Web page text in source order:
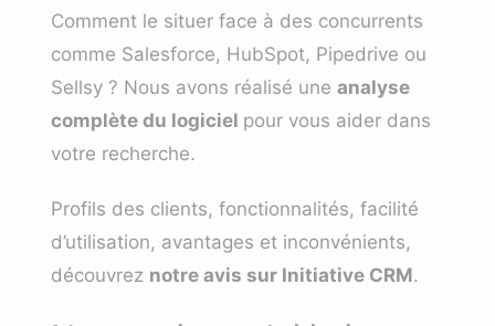
Comment le situer face à des concurrents
comme Salesforce, HubSpot, Pipedrive ou
Sellsy ? Nous avons réalisé une analyse
complète du logiciel pour vous aider dans
votre recherche.
Profils des clients, fonctionnalités, facilité
d’utilisation, avantages et inconvénients,
découvrez notre avis sur Initiative CRM.